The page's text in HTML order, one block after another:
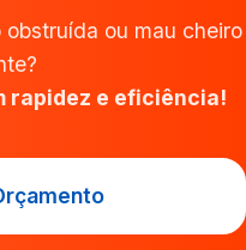
ou mau cheiro
rapidez e eficiência!